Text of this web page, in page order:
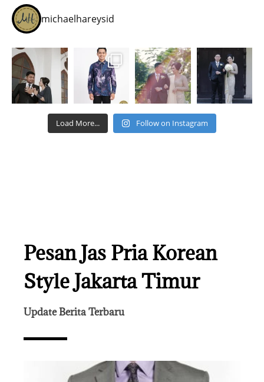
michaelhareysid
Load More... Follow on Instagram
Pesan Jas Pria Korean
Style Jakarta Timur
Update Berita Terbaru